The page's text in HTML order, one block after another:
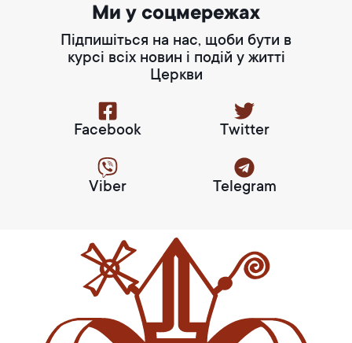
Ми у соцмережах
Підпишіться на нас, щоби бути в
курсі всіх новин і подій у житті
Церкви
Facebook Twitter
Viber Telegram